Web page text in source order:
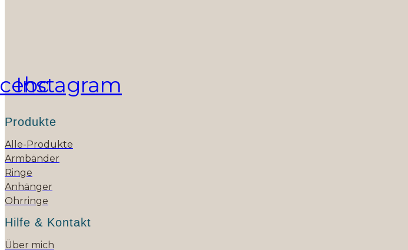
Instagram
Produkte
Alle-Produkte
Armbänder
Ringe
Anhänger
Ohrringe
Hilfe & Kontakt
Über mich